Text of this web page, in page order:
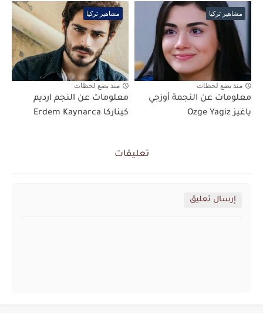
مشاهير تركيا
منذ بضع لحظات
معلومات عن النجمة أوزجي
ياغيز Ozge Yagiz
مشاهير تركيا
منذ بضع لحظات
معلومات عن النجم ارديم
كيناركا Erdem Kaynarca
تعليقات
إرسال تعليق